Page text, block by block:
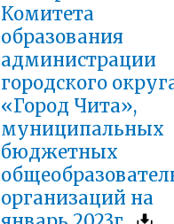
Комитета
образования
администрации
городского
«Город Чита»,
муниципальных
бюджетных
организаций на